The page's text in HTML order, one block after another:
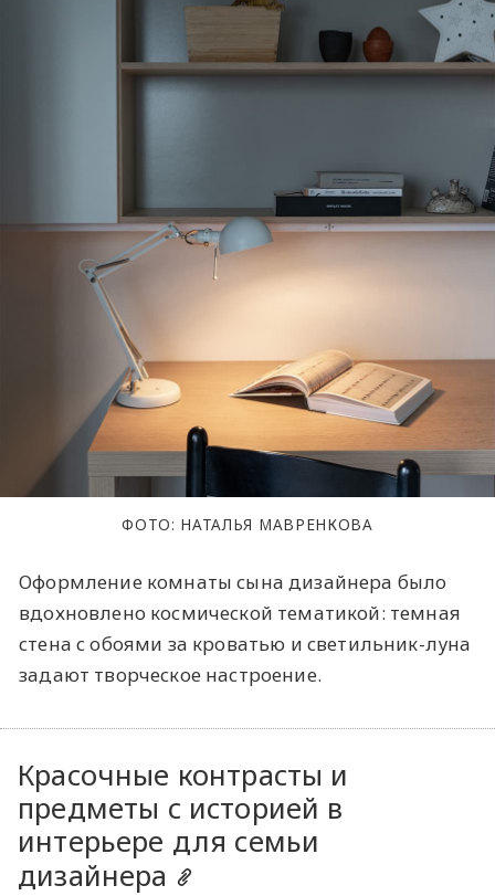
ФОТО: НАТАЛЬЯ МАВРЕНКОВА
Оформление комнаты сына дизайнера было
вдохновлено космической тематикой: темная
стена с обоями за кроватью и светильник-луна
задают творческое настроение.
Красочные контрасты и
предметы с историей в
интерьере для семьи
дизайнера